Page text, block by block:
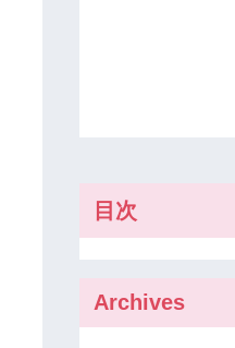
目次
Archives